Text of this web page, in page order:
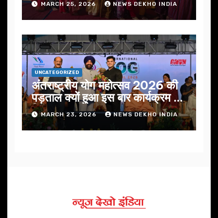
MARCH 25, 2026 NEWS DEKHO INDIA
UNCATEGORIZED
अंतराष्ट्रीय योग महोत्सव 2026 की
पड़ताल क्यों हुआ इस बार कार्यक्रम में
निखार
MARCH 23, 2026 NEWS DEKHO INDIA